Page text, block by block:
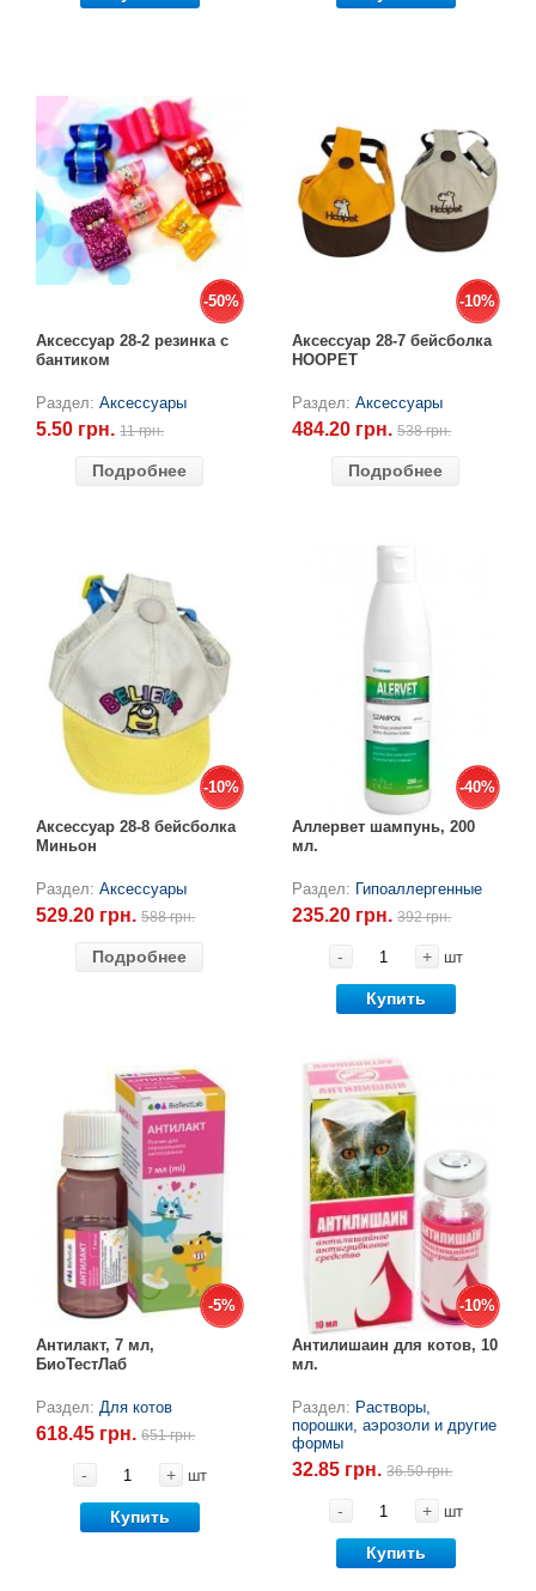
-50%
-50%
Аксессуар 28-2 резинка с
бантиком
Раздел:Аксессуары
5.50 грн.11 грн.
Подробнее
-10%
-10%
Аксессуар 28-7 бейсболка
HOOPET
Раздел:Аксессуары
484.20 грн.538 грн.
Подробнее
-10%
-10%
Аксессуар 28-8 бейсболка
Миньон
Раздел:Аксессуары
529.20 грн.588 грн.
Подробнее
-40%
-40%
Аллервет шампунь, 200
мл.
Раздел: Гипоаллергенные
235.20 грн.392 грн.
- + шт
Купить
-5%
-5%
Антилакт, 7 мл,
БиоТестЛаб
Раздел: Для котов
618.45 грн.651 грн.
- + шт
Купить
-10%
-10%
Антилишаин для котов, 10
мл.
Раздел: Растворы,
порошки, аэрозоли и другие
формы
32.85 грн.36.50 грн.
- + шт
Купить